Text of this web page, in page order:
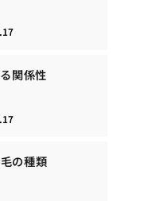
関係性
の種類